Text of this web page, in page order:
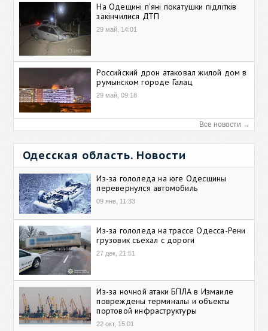
На Одещині п'яні покатушки підлітків
закінчилися ДТП
29 май, 14:01
Российский дрон атаковал жилой дом в
румынском городе Галац
29 май, 09:18
Все новости →
Одесская область. Новости
Из-за гололеда на юге Одесщины
перевернулся автомобиль
09 янв, 11:33
Из-за гололеда на трассе Одесса-Рени
грузовик съехал с дороги
27 дек, 21:51
Из-за ночной атаки БПЛА в Измаиле
повреждены терминалы и объекты
портовой инфраструктуры
22 окт, 15:01